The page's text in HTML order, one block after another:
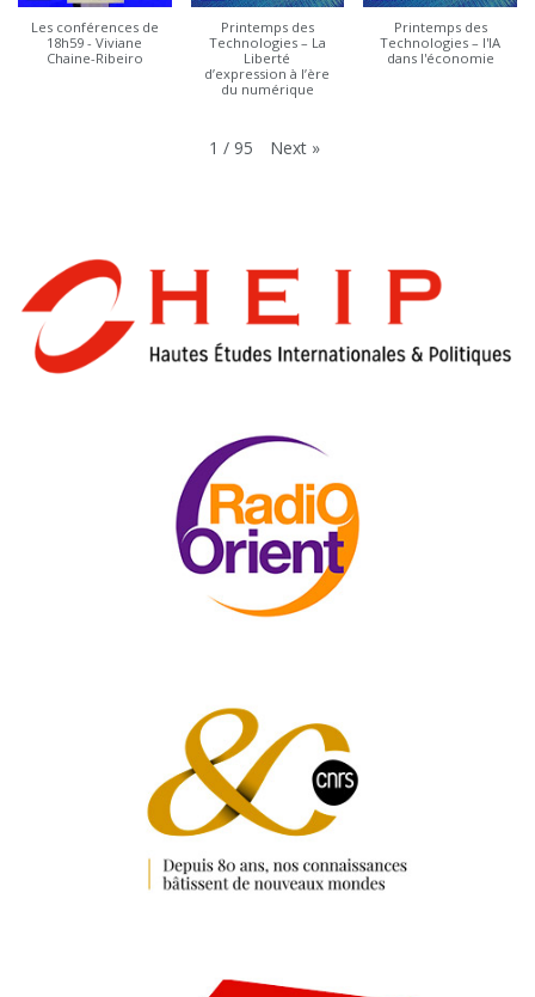
Les conférences de
18h59 - Viviane
Chaine-Ribeiro
Printemps des
Technologies – La
Liberté
d’expression à l’ère
du numérique
Printemps des
Technologies – l'IA
dans l'économie
1 / 95 Next »